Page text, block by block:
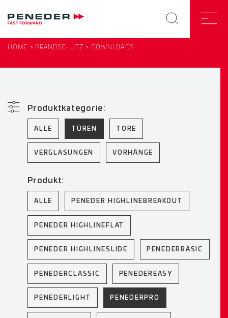
HOME BRANDSCHUTZ DOWNLOADS
Produktkategorie:
ALLE TÜREN TORE
VERGLASUNGEN VORHÄNGE
Produkt:
ALLE PENEDER HIGHLINEBREAKOUT
PENEDER HIGHLINEFLAT
PENEDER HIGHLINESLIDE PENEDERBASIC
PENEDERCLASSIC PENEDEREASY
PENEDERLIGHT PENEDERPRO